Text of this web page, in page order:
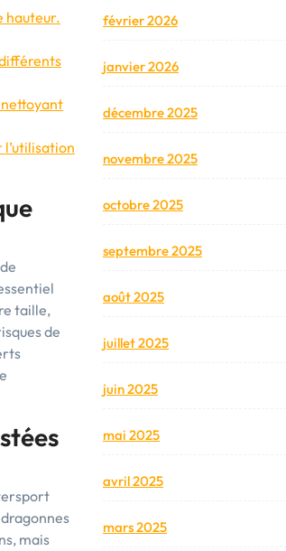
hauteur.
nettoyant
taille,
de
mais
février 2026
janvier 2026
décembre 2025
novembre 2025
octobre 2025
septembre 2025
août 2025
juillet 2025
juin 2025
mai 2025
avril 2025
mars 2025